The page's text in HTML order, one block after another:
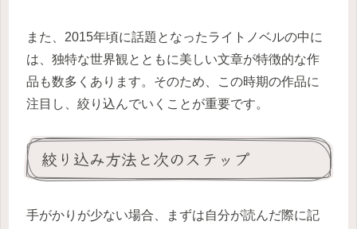
また、2015年頃に話題となったライトノベルの中に
は、独特な世界観とともに美しい文章が特徴的な作
品も数多くあります。そのため、この時期の作品に
注目し、絞り込んでいくことが重要です。
絞り込み方法と次のステップ
手がかりが少ない場合、まずは自分が読んだ際に記